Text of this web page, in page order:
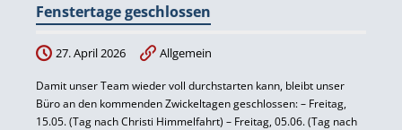
Fenstertage geschlossen
27. April 2026 Allgemein
Damit unser Team wieder voll durchstarten kann, bleibt unser
Büro an den kommenden Zwickeltagen geschlossen: – Freitag,
15.05. (Tag nach Christi Himmelfahrt) – Freitag, 05.06. (Tag nach